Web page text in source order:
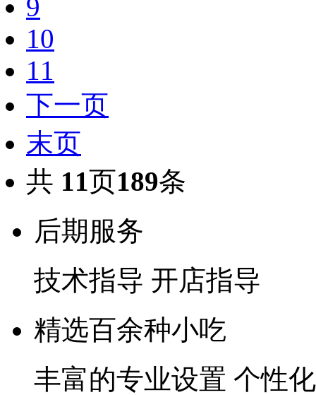
9
10
11
下一页
末页
共 11页189条
后期服务
技术指导 开店指导
精选百余种小吃
丰富的专业设置 个性